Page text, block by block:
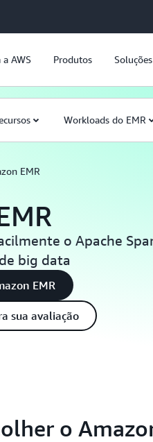
a AWS Produtos Soluções
Workloads do EMR
EMR
o Apache
big data
EMR
sua avaliação
o